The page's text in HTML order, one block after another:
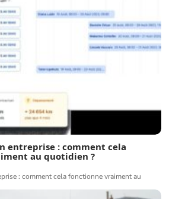
entreprise : comment cela
au quotidien ?
: comment cela fonctionne vraiment au